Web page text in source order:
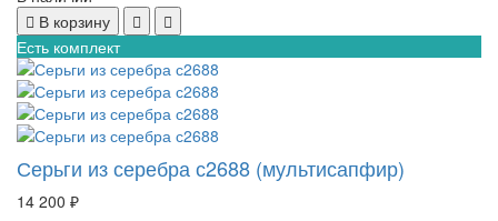
В корзину
Есть комплект
Серьги из серебра с2688 (мультисапфир)
14 200 ₽